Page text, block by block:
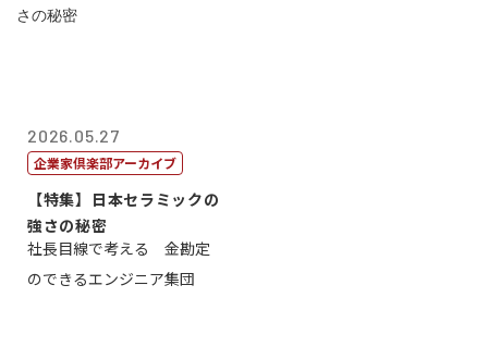
2026.05.27
企業家倶楽部アーカイブ
【特集】日本セラミックの
強さの秘密
社長目線で考える 金勘定
のできるエンジニア集団